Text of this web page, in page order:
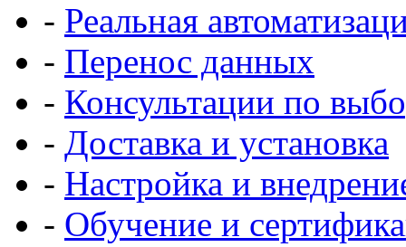
- Реальная
- Перенос данных
- Консультации по
- Доставка и установка
- Настройка и
- Обучение и